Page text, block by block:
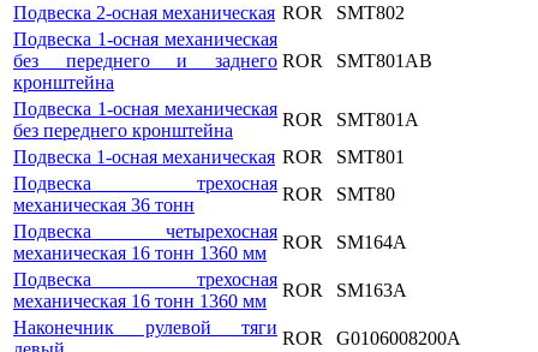
Подвеска 2-осная механическая ROR
SMT802
Подвеска 1-осная механическая
без переднего и заднего
кронштейна
ROR SMT801AB
Подвеска 1-осная механическая
без переднего кронштейна
ROR
SMT801A
Подвеска 1-осная механическая ROR
SMT801
Подвеска трехосная
механическая 36 тонн
ROR
SMT80
Подвеска четырехосная
механическая 16 тонн 1360 мм
ROR
SM164A
Подвеска трехосная
механическая 16 тонн 1360 мм
ROR
SM163A
Наконечник рулевой тяги
ROR
G0106008200A